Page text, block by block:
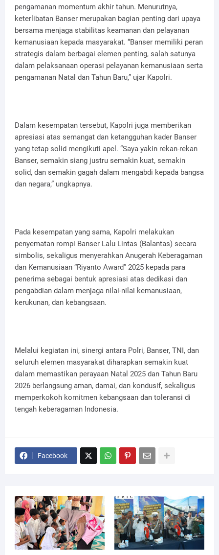
pengamanan momentum akhir tahun. Menurutnya,
keterlibatan Banser merupakan bagian penting dari upaya
bersama menjaga stabilitas keamanan dan pelayanan
kemanusiaan kepada masyarakat. “Banser memiliki peran
strategis dalam berbagai elemen penting, salah satunya
dalam pelaksanaan operasi pelayanan kemanusiaan serta
pengamanan Natal dan Tahun Baru,” ujar Kapolri.
Dalam kesempatan tersebut, Kapolri juga memberikan
apresiasi atas semangat dan ketangguhan kader Banser
yang tetap solid mengikuti apel. “Saya yakin rekan-rekan
Banser, semakin siang justru semakin kuat, semakin
solid, dan semakin gagah dalam mengabdi kepada bangsa
dan negara,” ungkapnya.
Pada kesempatan yang sama, Kapolri melakukan
penyematan rompi Banser Lalu Lintas (Balantas) secara
simbolis, sekaligus menyerahkan Anugerah Keberagaman
dan Kemanusiaan “Riyanto Award” 2025 kepada para
penerima sebagai bentuk apresiasi atas dedikasi dan
pengabdian dalam menjaga nilai-nilai kemanusiaan,
kerukunan, dan kebangsaan.
Melalui kegiatan ini, sinergi antara Polri, Banser, TNI, dan
seluruh elemen masyarakat diharapkan semakin kuat
dalam memastikan perayaan Natal 2025 dan Tahun Baru
2026 berlangsung aman, damai, dan kondusif, sekaligus
memperkokoh komitmen kebangsaan dan toleransi di
tengah keberagaman Indonesia.
Facebook